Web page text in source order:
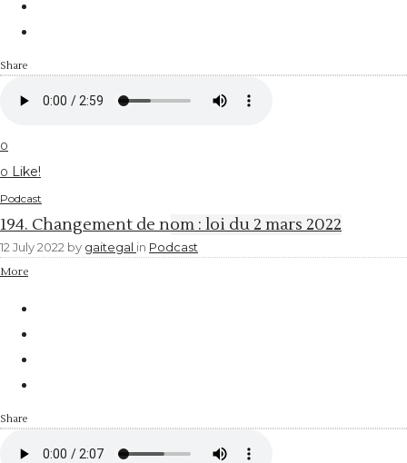
Share
0
0 Like!
Podcast
194. Changement de nom : loi du 2 mars 2022
12 July 2022 by gaitegal in Podcast
More
Share